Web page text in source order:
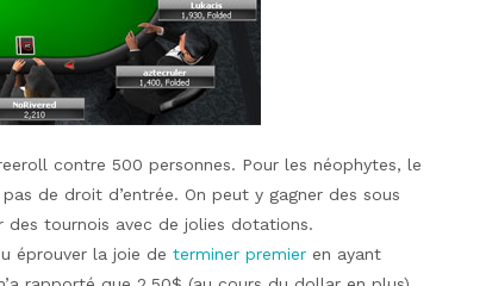
contre 500 personnes. Pour les néophytes, le
de droit d’entrée. On peut y gagner des sous
tournois avec de jolies dotations.
éprouver la joie de terminer premier en ayant